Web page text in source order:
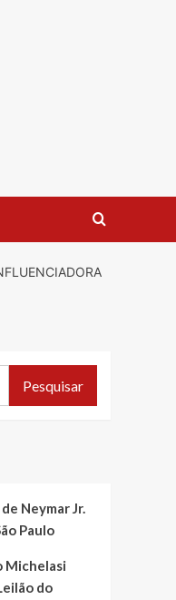
Pesquisar
Neymar Jr.
Paulo
Michelasi
do